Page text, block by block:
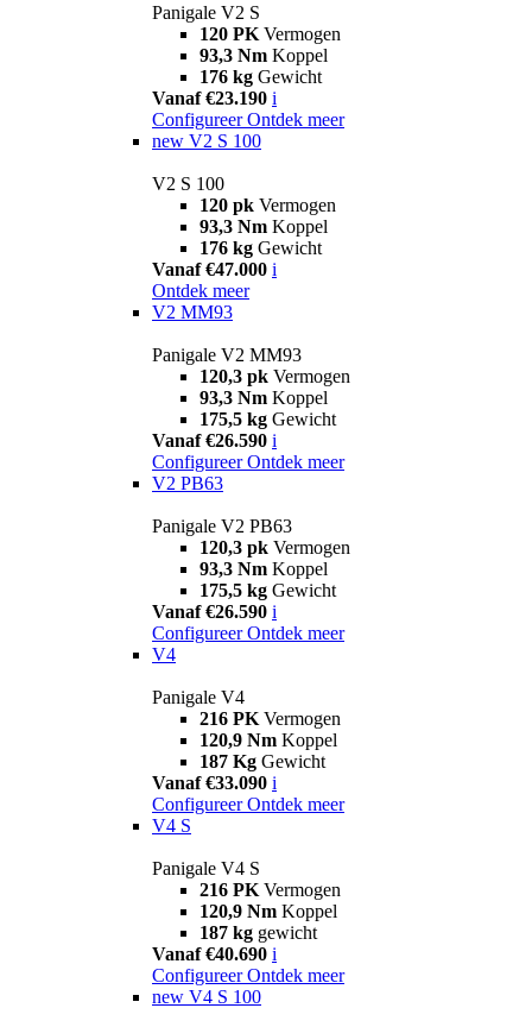
Panigale V2 S
120 PK Vermogen
93,3 Nm Koppel
176 kg Gewicht
Vanaf €23.190 i
Configureer Ontdek meer
new V2 S 100
V2 S 100
120 pk Vermogen
93,3 Nm Koppel
176 kg Gewicht
Vanaf €47.000 i
Ontdek meer
V2 MM93
Panigale V2 MM93
120,3 pk Vermogen
93,3 Nm Koppel
175,5 kg Gewicht
Vanaf €26.590 i
Configureer Ontdek meer
V2 PB63
Panigale V2 PB63
120,3 pk Vermogen
93,3 Nm Koppel
175,5 kg Gewicht
Vanaf €26.590 i
Configureer Ontdek meer
V4
Panigale V4
216 PK Vermogen
120,9 Nm Koppel
187 Kg Gewicht
Vanaf €33.090 i
Configureer Ontdek meer
V4 S
Panigale V4 S
216 PK Vermogen
120,9 Nm Koppel
187 kg gewicht
Vanaf €40.690 i
Configureer Ontdek meer
new V4 S 100